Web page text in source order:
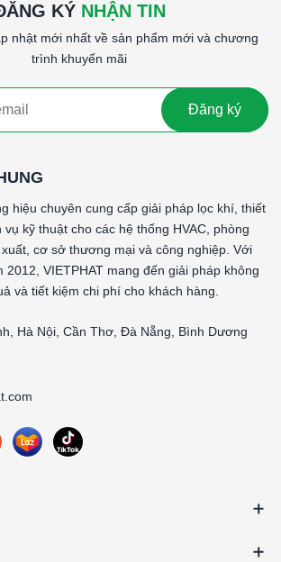
pháp lọc khí sơ cấp hiệu quả cho hệ
x 44D mm
Pa
CMH
495x495x44mm, AmAir 300E
KÝ NHẬN TIN
nhật mới nhất về sản phẩm mới và chương
trình khuyến mãi
Đăng ký
hiệu chuyên cung cấp giải pháp lọc khí, thiết
vụ kỹ thuật cho các hệ thống HVAC, phòng
cơ sở thương mại và công nghiệp. Với
2012, VIETPHAT mang đến giải pháp không
và tiết kiệm chi phí cho khách hàng.
Hà Nội, Cần Thơ, Đà Nẵng, Bình Dương